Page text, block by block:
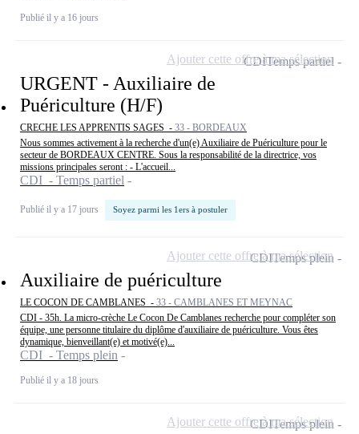
Publié il y a 16 jours
URGENT - Auxiliaire de
Puériculture (H/F)
CRECHE LES APPRENTIS SAGES - 33 - BORDEAUX
Nous sommes activement à la recherche d'un(e) Auxiliaire de Puériculture pour le
secteur de BORDEAUX CENTRE. Sous la responsabilité de la directrice, vos
missions principales seront : - L'accueil...
CDI - Temps partiel
Publié il y a 17 jours Soyez parmi les 1ers à postuler
CDITemps partiel
Ajouter cette offre à ma sélection
Auxiliaire de puériculture
LE COCON DE CAMBLANES - 33 - CAMBLANES ET MEYNAC
CDI - 35h. La micro-crèche Le Cocon De Camblanes recherche pour compléter son
équipe, une personne titulaire du diplôme d'auxiliaire de puériculture. Vous êtes
dynamique, bienveillant(e) et motivé(e)...
CDI - Temps plein
Publié il y a 18 jours
CDITemps plein
Ajouter cette offre à ma sélection
CDITemps plein
Ajouter cette offre à ma sélection